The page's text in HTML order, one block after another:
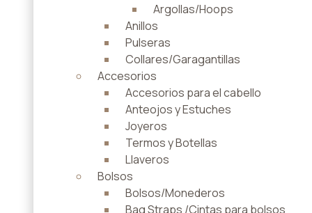
Argollas/Hoops
Anillos
Pulseras
Collares/Garagantillas
Accesorios
Accesorios para el cabello
Anteojos y Estuches
Joyeros
Termos y Botellas
Llaveros
Bolsos
Bolsos/Monederos
Bag Straps /Cintas para bolsos